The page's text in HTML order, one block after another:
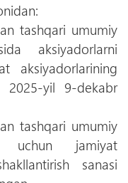
tashqari umumiy
aksiyadorlarni
aksiyadorlarining
2025-yil 9-dekabr
tashqari umumiy
uchun jamiyat
sanasi